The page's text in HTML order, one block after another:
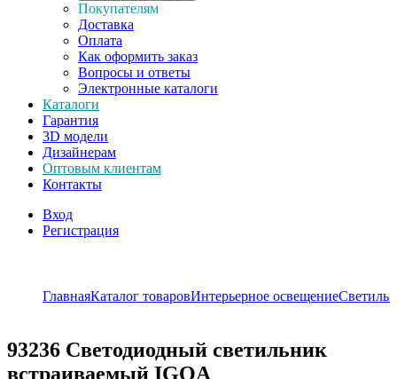
Покупателям
Доставка
Оплата
Как оформить заказ
Вопросы и ответы
Электронные каталоги
Каталоги
Гарантия
3D модели
Дизайнерам
Оптовым клиентам
Контакты
Вход
Регистрация
ГлавнаяКаталог товаровИнтерьерное освещение
93236 Светодиодный светильник
встраиваемый IGOA